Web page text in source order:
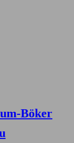
Böker